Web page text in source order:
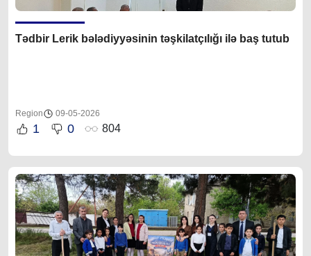
Tədbir Lerik bələdiyyəsinin təşkilatçılığı ilə baş tutub
Region 09-05-2026
1 0 804